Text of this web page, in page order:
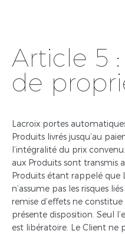
Article 5
de
Lacroix portes
Produits livrés jusqu’au
l’intégralité du prix
aux Produits sont transmis
Produits étant rappelé que
n’assume pas les risques
remise d’effets ne
présente disposition. Seul
est libératoire. Le Client ne